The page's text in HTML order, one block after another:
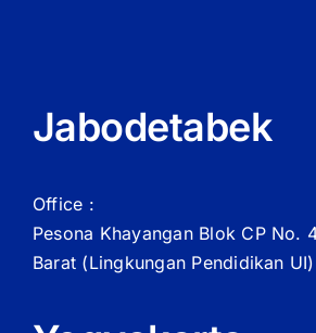
Jabodetabek
Office :
Pesona Khayangan Blok CP No.
Barat (Lingkungan Pendidikan UI)